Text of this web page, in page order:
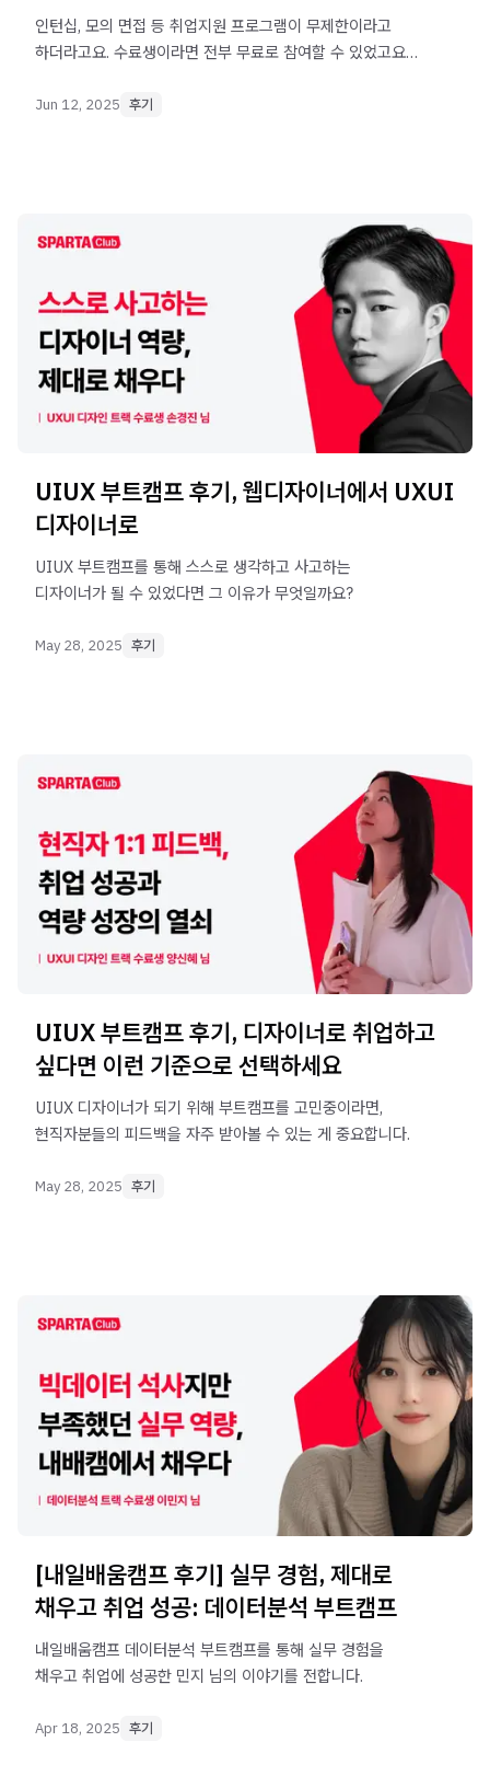
인턴십, 모의 면접 등 취업지원 프로그램이 무제한이라고
하더라고요. 수료생이라면 전부 무료로 참여할 수 있었고요.
Jun 12, 2025 후기
UIUX 부트캠프 후기, 웹디자이너에서 UXUI
디자이너로
UIUX 부트캠프를 통해 스스로 생각하고 사고하는
디자이너가 될 수 있었다면 그 이유가 무엇일까요?
May 28, 2025 후기
UIUX 부트캠프 후기, 디자이너로 취업하고
싶다면 이런 기준으로 선택하세요
UIUX 디자이너가 되기 위해 부트캠프를 고민중이라면,
현직자분들의 피드백을 자주 받아볼 수 있는 게 중요합니다.
May 28, 2025 후기
[내일배움캠프 후기] 실무 경험, 제대로
채우고 취업 성공: 데이터분석 부트캠프
내일배움캠프 데이터분석 부트캠프를 통해 실무 경험을
채우고 취업에 성공한 민지 님의 이야기를 전합니다.
Apr 18, 2025 후기